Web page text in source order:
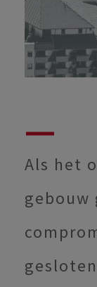
Als het
gebouw